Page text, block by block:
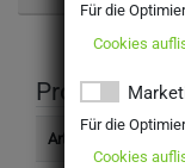
Artikelnummer
Für die
Cookies
Für die
Cookies